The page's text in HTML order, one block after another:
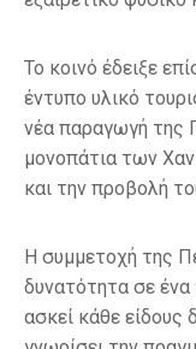
Το κοινό έδειξε
έντυπο υλικό
νέα παραγωγή της
μονοπάτια των
και την προβολή
Η συμμετοχή της
δυνατότητα σε
ασκεί κάθε είδους